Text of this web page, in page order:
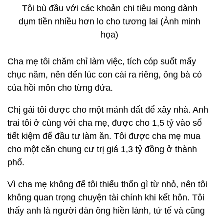
Tôi bù đầu với các khoản chi tiêu mong dành
dụm tiền nhiều hơn lo cho tương lai (Ảnh minh
họa)
Cha mẹ tôi chăm chỉ làm việc, tích cóp suốt mấy
chục năm, nên đến lúc con cái ra riêng, ông bà có
của hồi môn cho từng đứa.
Chị gái tôi được cho một mảnh đất để xây nhà. Anh
trai tôi ở cùng với cha mẹ, được cho 1,5 tỷ vào sổ
tiết kiệm để đầu tư làm ăn. Tôi được cha mẹ mua
cho một căn chung cư trị giá 1,3 tỷ đồng ở thành
phố.
Vì cha mẹ không để tôi thiếu thốn gì từ nhỏ, nên tôi
không quan trọng chuyện tài chính khi kết hôn. Tôi
thấy anh là người đàn ông hiền lành, tử tế và cũng